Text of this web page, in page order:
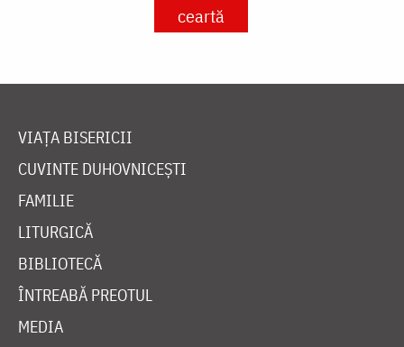
ceartă
VIAȚA BISERICII
CUVINTE DUHOVNICEȘTI
FAMILIE
LITURGICĂ
BIBLIOTECĂ
ÎNTREABĂ PREOTUL
MEDIA